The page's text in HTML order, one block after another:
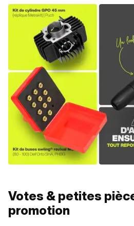
Votes & petites
promotion